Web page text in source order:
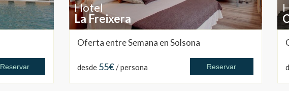
Reservar
Hotel
La Freixera
Oferta entre Semana en Solsona
desde 55€/ persona Reservar